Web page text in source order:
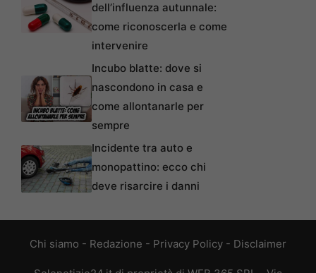
dell’influenza autunnale:
come riconoscerla e come
intervenire
Incubo blatte: dove si
nascondono in casa e
come allontanarle per
sempre
Incidente tra auto e
monopattino: ecco chi
deve risarcire i danni
Chi siamo - Redazione - Privacy Policy - Disclaimer